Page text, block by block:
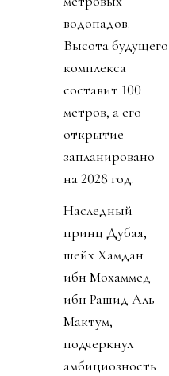
водопадов.
Высота будущего
комплекса
составит 100
метров, а его
открытие
запланировано
на 2028 год.
Наследный
принц Дубая,
шейх Хамдан
ибн Мохаммед
ибн Рашид Аль
Мактум,
подчеркнул
амбициозность